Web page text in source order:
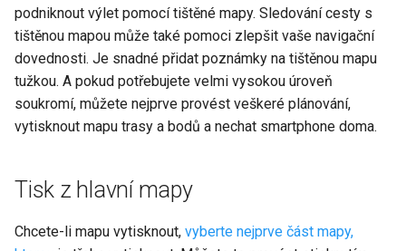
podniknout výlet pomocí tištěné mapy. Sledování cesty s
tištěnou mapou může také pomoci zlepšit vaše navigační
dovednosti. Je snadné přidat poznámky na tištěnou mapu
tužkou. A pokud potřebujete velmi vysokou úroveň
soukromí, můžete nejprve provést veškeré plánování,
vytisknout mapu trasy a bodů a nechat smartphone doma.
Tisk z hlavní mapy
Chcete-li mapu vytisknout, vyberte nejprve část mapy,